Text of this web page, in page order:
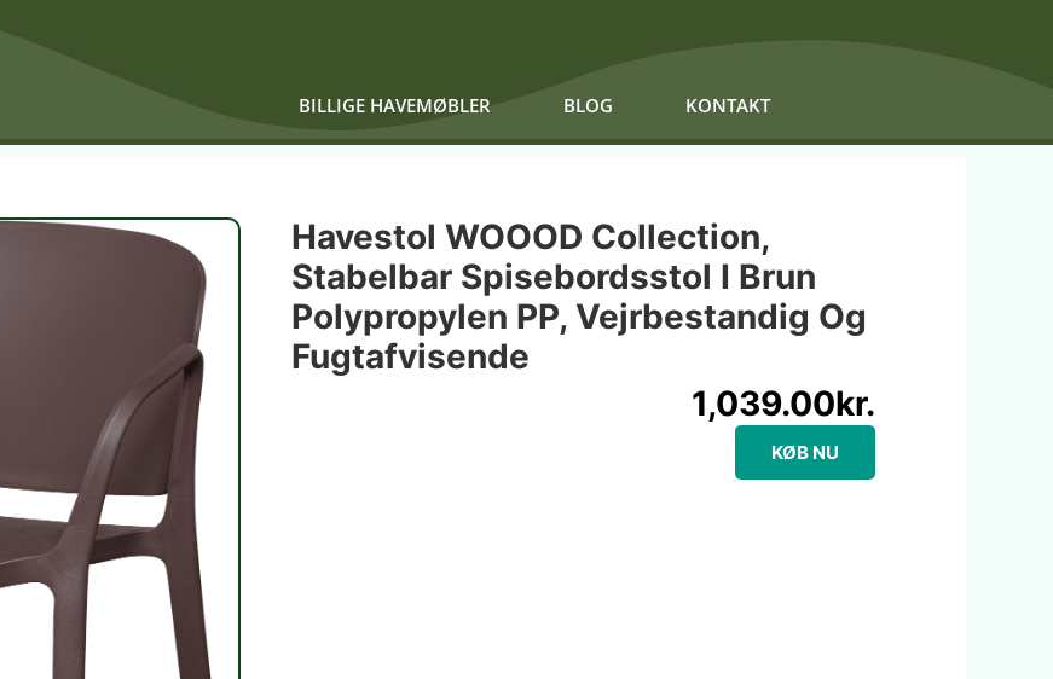
BILLIGE HAVEMØBLER BLOG KONTAKT
Havestol WOOOD Collection,
Stabelbar Spisebordsstol I Brun
Polypropylen PP, Vejrbestandig Og
Fugtafvisende
1,039.00kr.
KØB NU